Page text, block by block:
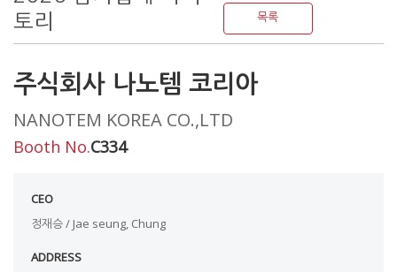
토리
목록
주식회사 나노템 코리아
NANOTEM KOREA CO.,LTD
Booth No.C334
CEO
정재승 / Jae seung, Chung
ADDRESS